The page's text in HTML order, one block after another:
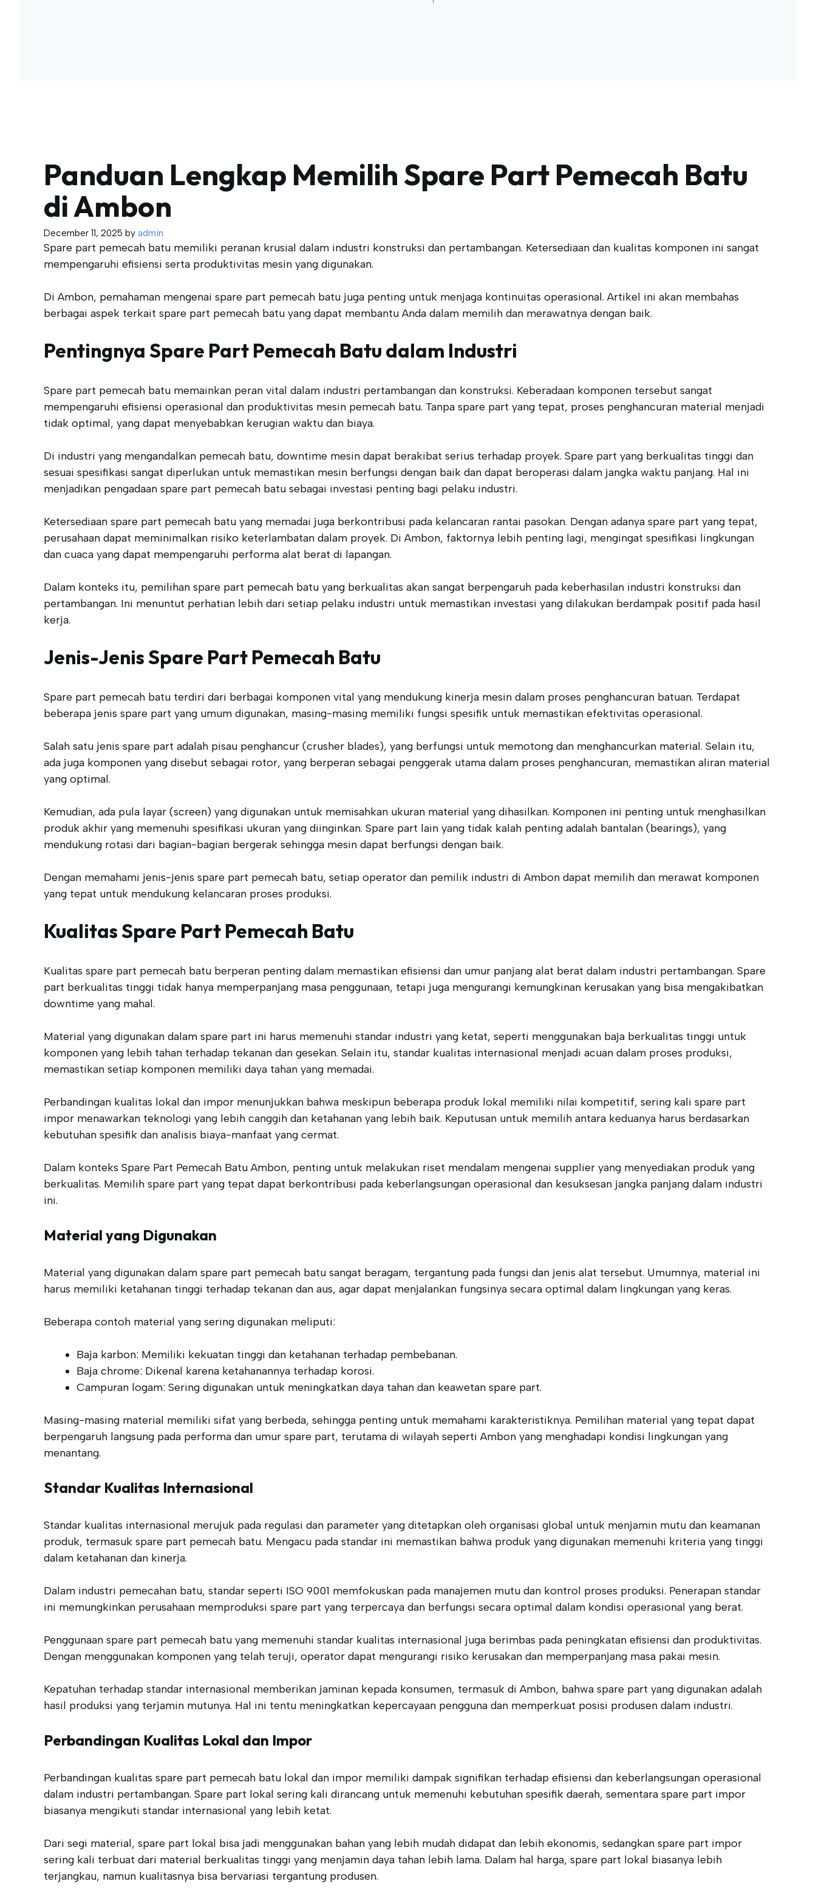
Panduan Lengkap Memilih Spare Part Pemecah Batu
di Ambon
December 11, 2025 by admin
Spare part pemecah batu memiliki peranan krusial dalam industri konstruksi dan pertambangan. Ketersediaan dan kualitas komponen ini sangat
mempengaruhi efisiensi serta produktivitas mesin yang digunakan.
Di Ambon, pemahaman mengenai spare part pemecah batu juga penting untuk menjaga kontinuitas operasional. Artikel ini akan membahas
berbagai aspek terkait spare part pemecah batu yang dapat membantu Anda dalam memilih dan merawatnya dengan baik.
Pentingnya Spare Part Pemecah Batu dalam Industri
Spare part pemecah batu memainkan peran vital dalam industri pertambangan dan konstruksi. Keberadaan komponen tersebut sangat
mempengaruhi efisiensi operasional dan produktivitas mesin pemecah batu. Tanpa spare part yang tepat, proses penghancuran material menjadi
tidak optimal, yang dapat menyebabkan kerugian waktu dan biaya.
Di industri yang mengandalkan pemecah batu, downtime mesin dapat berakibat serius terhadap proyek. Spare part yang berkualitas tinggi dan
sesuai spesifikasi sangat diperlukan untuk memastikan mesin berfungsi dengan baik dan dapat beroperasi dalam jangka waktu panjang. Hal ini
menjadikan pengadaan spare part pemecah batu sebagai investasi penting bagi pelaku industri.
Ketersediaan spare part pemecah batu yang memadai juga berkontribusi pada kelancaran rantai pasokan. Dengan adanya spare part yang tepat,
perusahaan dapat meminimalkan risiko keterlambatan dalam proyek. Di Ambon, faktornya lebih penting lagi, mengingat spesifikasi lingkungan
dan cuaca yang dapat mempengaruhi performa alat berat di lapangan.
Dalam konteks itu, pemilihan spare part pemecah batu yang berkualitas akan sangat berpengaruh pada keberhasilan industri konstruksi dan
pertambangan. Ini menuntut perhatian lebih dari setiap pelaku industri untuk memastikan investasi yang dilakukan berdampak positif pada hasil
kerja.
Jenis-Jenis Spare Part Pemecah Batu
Spare part pemecah batu terdiri dari berbagai komponen vital yang mendukung kinerja mesin dalam proses penghancuran batuan. Terdapat
beberapa jenis spare part yang umum digunakan, masing-masing memiliki fungsi spesifik untuk memastikan efektivitas operasional.
Salah satu jenis spare part adalah pisau penghancur (crusher blades), yang berfungsi untuk memotong dan menghancurkan material. Selain itu,
ada juga komponen yang disebut sebagai rotor, yang berperan sebagai penggerak utama dalam proses penghancuran, memastikan aliran material
yang optimal.
Kemudian, ada pula layar (screen) yang digunakan untuk memisahkan ukuran material yang dihasilkan. Komponen ini penting untuk menghasilkan
produk akhir yang memenuhi spesifikasi ukuran yang diinginkan. Spare part lain yang tidak kalah penting adalah bantalan (bearings), yang
mendukung rotasi dari bagian-bagian bergerak sehingga mesin dapat berfungsi dengan baik.
Dengan memahami jenis-jenis spare part pemecah batu, setiap operator dan pemilik industri di Ambon dapat memilih dan merawat komponen
yang tepat untuk mendukung kelancaran proses produksi.
Kualitas Spare Part Pemecah Batu
Kualitas spare part pemecah batu berperan penting dalam memastikan efisiensi dan umur panjang alat berat dalam industri pertambangan. Spare
part berkualitas tinggi tidak hanya memperpanjang masa penggunaan, tetapi juga mengurangi kemungkinan kerusakan yang bisa mengakibatkan
downtime yang mahal.
Material yang digunakan dalam spare part ini harus memenuhi standar industri yang ketat, seperti menggunakan baja berkualitas tinggi untuk
komponen yang lebih tahan terhadap tekanan dan gesekan. Selain itu, standar kualitas internasional menjadi acuan dalam proses produksi,
memastikan setiap komponen memiliki daya tahan yang memadai.
Perbandingan kualitas lokal dan impor menunjukkan bahwa meskipun beberapa produk lokal memiliki nilai kompetitif, sering kali spare part
impor menawarkan teknologi yang lebih canggih dan ketahanan yang lebih baik. Keputusan untuk memilih antara keduanya harus berdasarkan
kebutuhan spesifik dan analisis biaya-manfaat yang cermat.
Dalam konteks Spare Part Pemecah Batu Ambon, penting untuk melakukan riset mendalam mengenai supplier yang menyediakan produk yang
berkualitas. Memilih spare part yang tepat dapat berkontribusi pada keberlangsungan operasional dan kesuksesan jangka panjang dalam industri
ini.
Material yang Digunakan
Material yang digunakan dalam spare part pemecah batu sangat beragam, tergantung pada fungsi dan jenis alat tersebut. Umumnya, material ini
harus memiliki ketahanan tinggi terhadap tekanan dan aus, agar dapat menjalankan fungsinya secara optimal dalam lingkungan yang keras.
Beberapa contoh material yang sering digunakan meliputi:
Baja karbon: Memiliki kekuatan tinggi dan ketahanan terhadap pembebanan.
Baja chrome: Dikenal karena ketahanannya terhadap korosi.
Campuran logam: Sering digunakan untuk meningkatkan daya tahan dan keawetan spare part.
Masing-masing material memiliki sifat yang berbeda, sehingga penting untuk memahami karakteristiknya. Pemilihan material yang tepat dapat
berpengaruh langsung pada performa dan umur spare part, terutama di wilayah seperti Ambon yang menghadapi kondisi lingkungan yang
menantang.
Standar Kualitas Internasional
Standar kualitas internasional merujuk pada regulasi dan parameter yang ditetapkan oleh organisasi global untuk menjamin mutu dan keamanan
produk, termasuk spare part pemecah batu. Mengacu pada standar ini memastikan bahwa produk yang digunakan memenuhi kriteria yang tinggi
dalam ketahanan dan kinerja.
Dalam industri pemecahan batu, standar seperti ISO 9001 memfokuskan pada manajemen mutu dan kontrol proses produksi. Penerapan standar
ini memungkinkan perusahaan memproduksi spare part yang terpercaya dan berfungsi secara optimal dalam kondisi operasional yang berat.
Penggunaan spare part pemecah batu yang memenuhi standar kualitas internasional juga berimbas pada peningkatan efisiensi dan produktivitas.
Dengan menggunakan komponen yang telah teruji, operator dapat mengurangi risiko kerusakan dan memperpanjang masa pakai mesin.
Kepatuhan terhadap standar internasional memberikan jaminan kepada konsumen, termasuk di Ambon, bahwa spare part yang digunakan adalah
hasil produksi yang terjamin mutunya. Hal ini tentu meningkatkan kepercayaan pengguna dan memperkuat posisi produsen dalam industri.
Perbandingan Kualitas Lokal dan Impor
Perbandingan kualitas spare part pemecah batu lokal dan impor memiliki dampak signifikan terhadap efisiensi dan keberlangsungan operasional
dalam industri pertambangan. Spare part lokal sering kali dirancang untuk memenuhi kebutuhan spesifik daerah, sementara spare part impor
biasanya mengikuti standar internasional yang lebih ketat.
Dari segi material, spare part lokal bisa jadi menggunakan bahan yang lebih mudah didapat dan lebih ekonomis, sedangkan spare part impor
sering kali terbuat dari material berkualitas tinggi yang menjamin daya tahan lebih lama. Dalam hal harga, spare part lokal biasanya lebih
terjangkau, namun kualitasnya bisa bervariasi tergantung produsen.